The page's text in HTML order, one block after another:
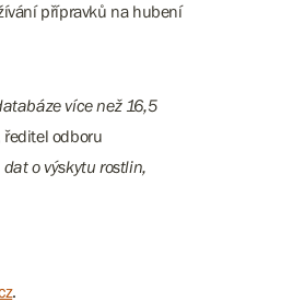
přípravků na hubení
více než 16,5
ředitel odboru
o výskytu rostlin,
.